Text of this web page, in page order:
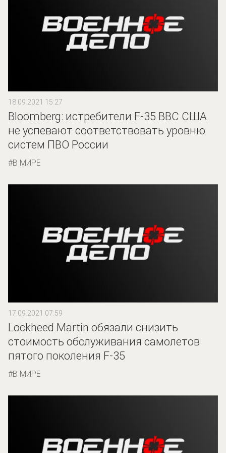
18.09.2021 15:27
Bloomberg: истребители F-35 ВВС США
не успевают соответствовать уровню
систем ПВО России
В МИРЕ
17.09.2021 07:59
Lockheed Martin обязали снизить
стоимость обслуживания самолетов
пятого поколения F-35
В МИРЕ